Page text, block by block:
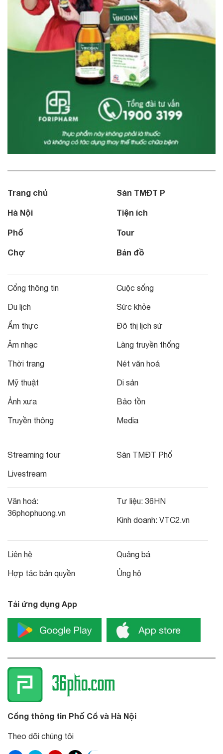
Trang chủ
Hà Nội
Phố
Chợ
Sàn TMĐT P
Tiện ích
Tour
Bản đồ
Cổng thông tin
Du lịch
Ẩm thực
Âm nhạc
Thời trang
Mỹ thuật
Ảnh xưa
Truyền thông
Cuộc sống
Sức khỏe
Đô thị lịch sử
Làng truyền thống
Nét văn hoá
Di sản
Bảo tồn
Media
Streaming tour
Livestream
Sàn TMĐT Phố
Văn hoá:
36phophuong.vn
Tư liệu: 36HN
Kinh doanh: VTC2.vn
Liên hệ
Hợp tác bản quyền
Quảng bá
Ủng hộ
Tải ứng dụng App
Cổng thông tin Phố Cổ và Hà Nội
Theo dõi chúng tôi